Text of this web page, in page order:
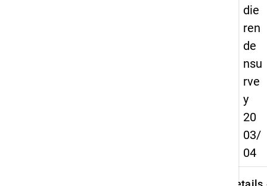
die
ren
de
nsu
rve
y
20
03/
04